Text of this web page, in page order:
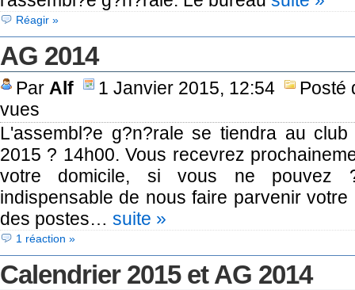
Réagir »
AG 2014
Par Alf 1 Janvier 2015, 12:54
Posté
vues
L'assembl?e g?n?rale se tiendra au
2015 ? 14h00. Vous recevrez
votre domicile, si vous ne pouvez
indispensable de nous faire parvenir
des postes… suite »
1 réaction »
Calendrier 2015 et AG 2014